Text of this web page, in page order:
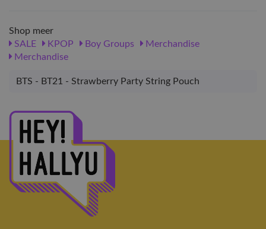
Shop meer
SALE
KPOP Boy Groups
Merchandise
Merchandise
BTS - BT21 - Strawberry Party String Pouch